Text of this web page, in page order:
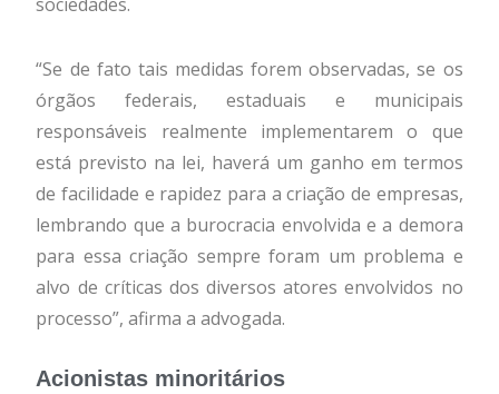
sociedades.
“Se de fato tais medidas forem observadas, se os
órgãos federais, estaduais e municipais
responsáveis realmente implementarem o que
está previsto na lei, haverá um ganho em termos
de facilidade e rapidez para a criação de empresas,
lembrando que a burocracia envolvida e a demora
para essa criação sempre foram um problema e
alvo de críticas dos diversos atores envolvidos no
processo”, afirma a advogada.
Acionistas minoritários